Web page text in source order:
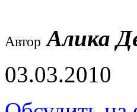
Автор Алика
03.03.2010